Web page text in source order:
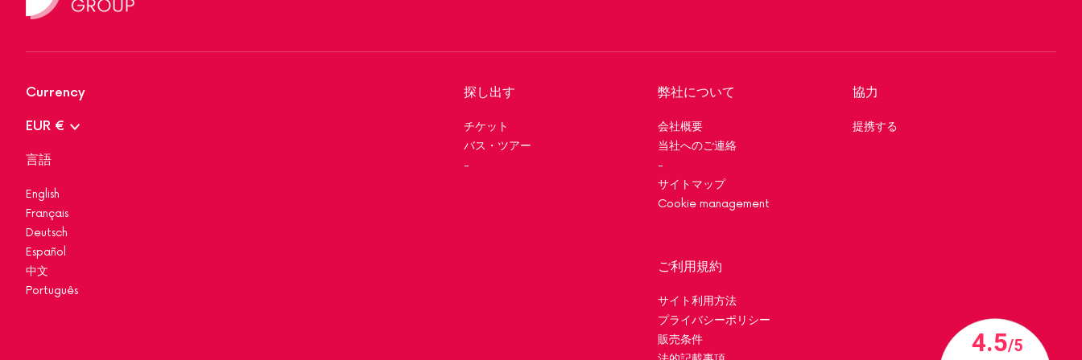
探し出す
チケット
バス・ツアー
-
弊社について
会社概要
当社へのご連絡
-
サイトマップ
Cookie management
協力
提携する
ご利用規約
サイト利用方法
プライバシーポリシー
販売条件
Currency
EUR €
言語
English
Français
Deutsch
Español
中文
Português